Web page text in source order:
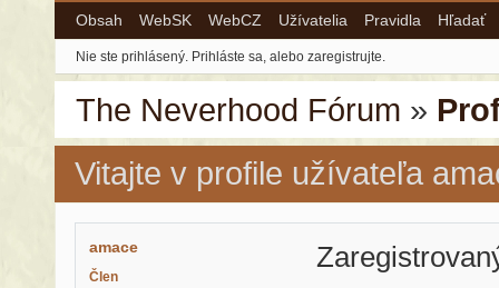
Obsah WebSK WebCZ Užívatelia Pravidla Hľadať
Nie ste prihlásený. Prihláste sa, alebo zaregistrujte.
The Neverhood Fórum »
Vitajte v profile užívateľa
amace
Člen